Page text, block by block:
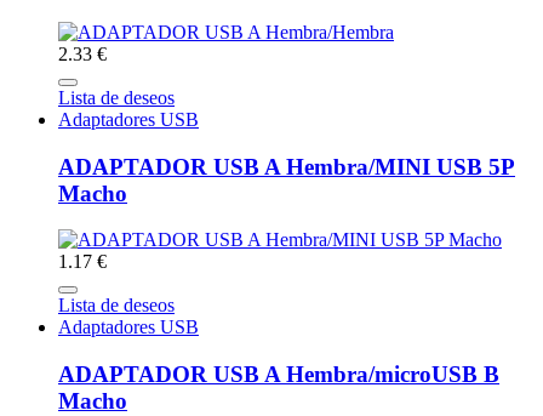
2.33 €
Lista de deseos
Adaptadores USB
ADAPTADOR USB A Hembra/MINI USB 5P
Macho
1.17 €
Lista de deseos
Adaptadores USB
ADAPTADOR USB A Hembra/microUSB B
Macho